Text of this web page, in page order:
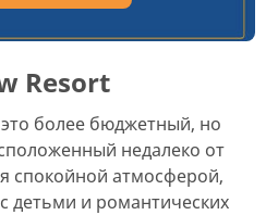
Resort
более бюджетный, но
недалеко от
спокойной атмосферой,
детьми и романтических